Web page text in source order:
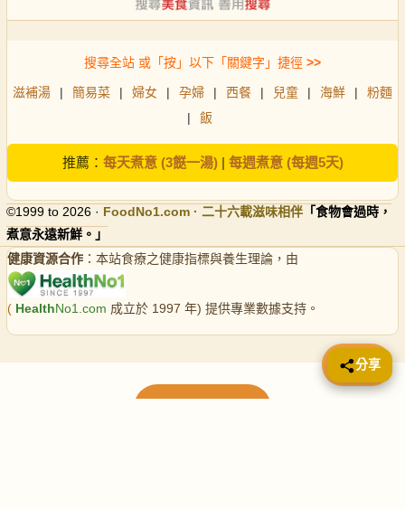
搜尋全站 或「按」以下「關鍵字」捷徑 >>
滋補湯 | 簡易菜 | 婦女 | 孕婦 | 西餐 | 兒童 | 海鮮 |
粉麵
|
飯
推薦： 每天煮意 (3餸一湯)| 每週煮意 (每週5天)
©1999 to 2026 · FoodNo1.com · 二十六載滋味相伴 「食物會過時，
煮意永遠新鮮。」
健康資源合作 ：本站食療之健康指標與養生理論，由
( HealthNo1.com 成立於 1997 年) 提供專業數據支持。
📤 分享
分享